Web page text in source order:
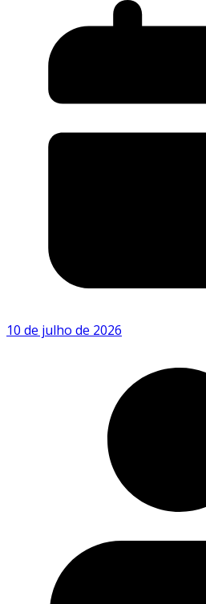
10 de julho de 2026